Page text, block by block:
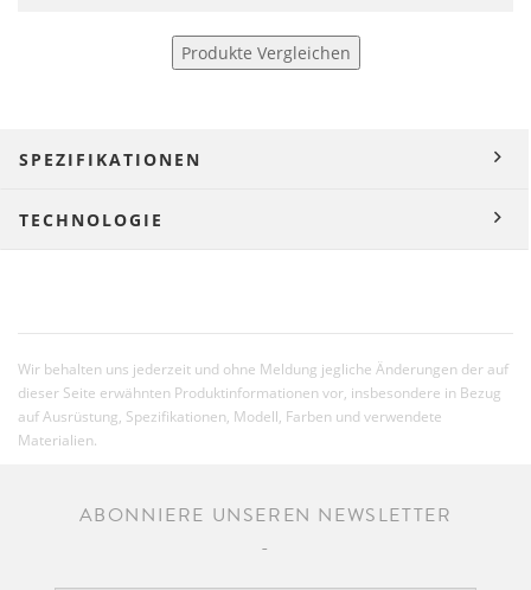
Produkte Vergleichen
SPEZIFIKATIONEN
TECHNOLOGIE
Wir behalten uns jederzeit und ohne Meldung jegliche Änderungen der auf
dieser Seite erwähnten Produktinformationen vor, insbesondere in Bezug
auf Ausrüstung, Spezifikationen, Modell, Farben und verwendete
Materialien.
ABONNIERE UNSEREN NEWSLETTER